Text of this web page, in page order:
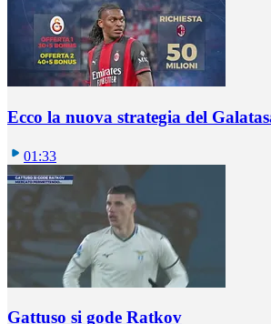
Ecco la nuova strategia del
01:33
Gattuso si gode Ratkov